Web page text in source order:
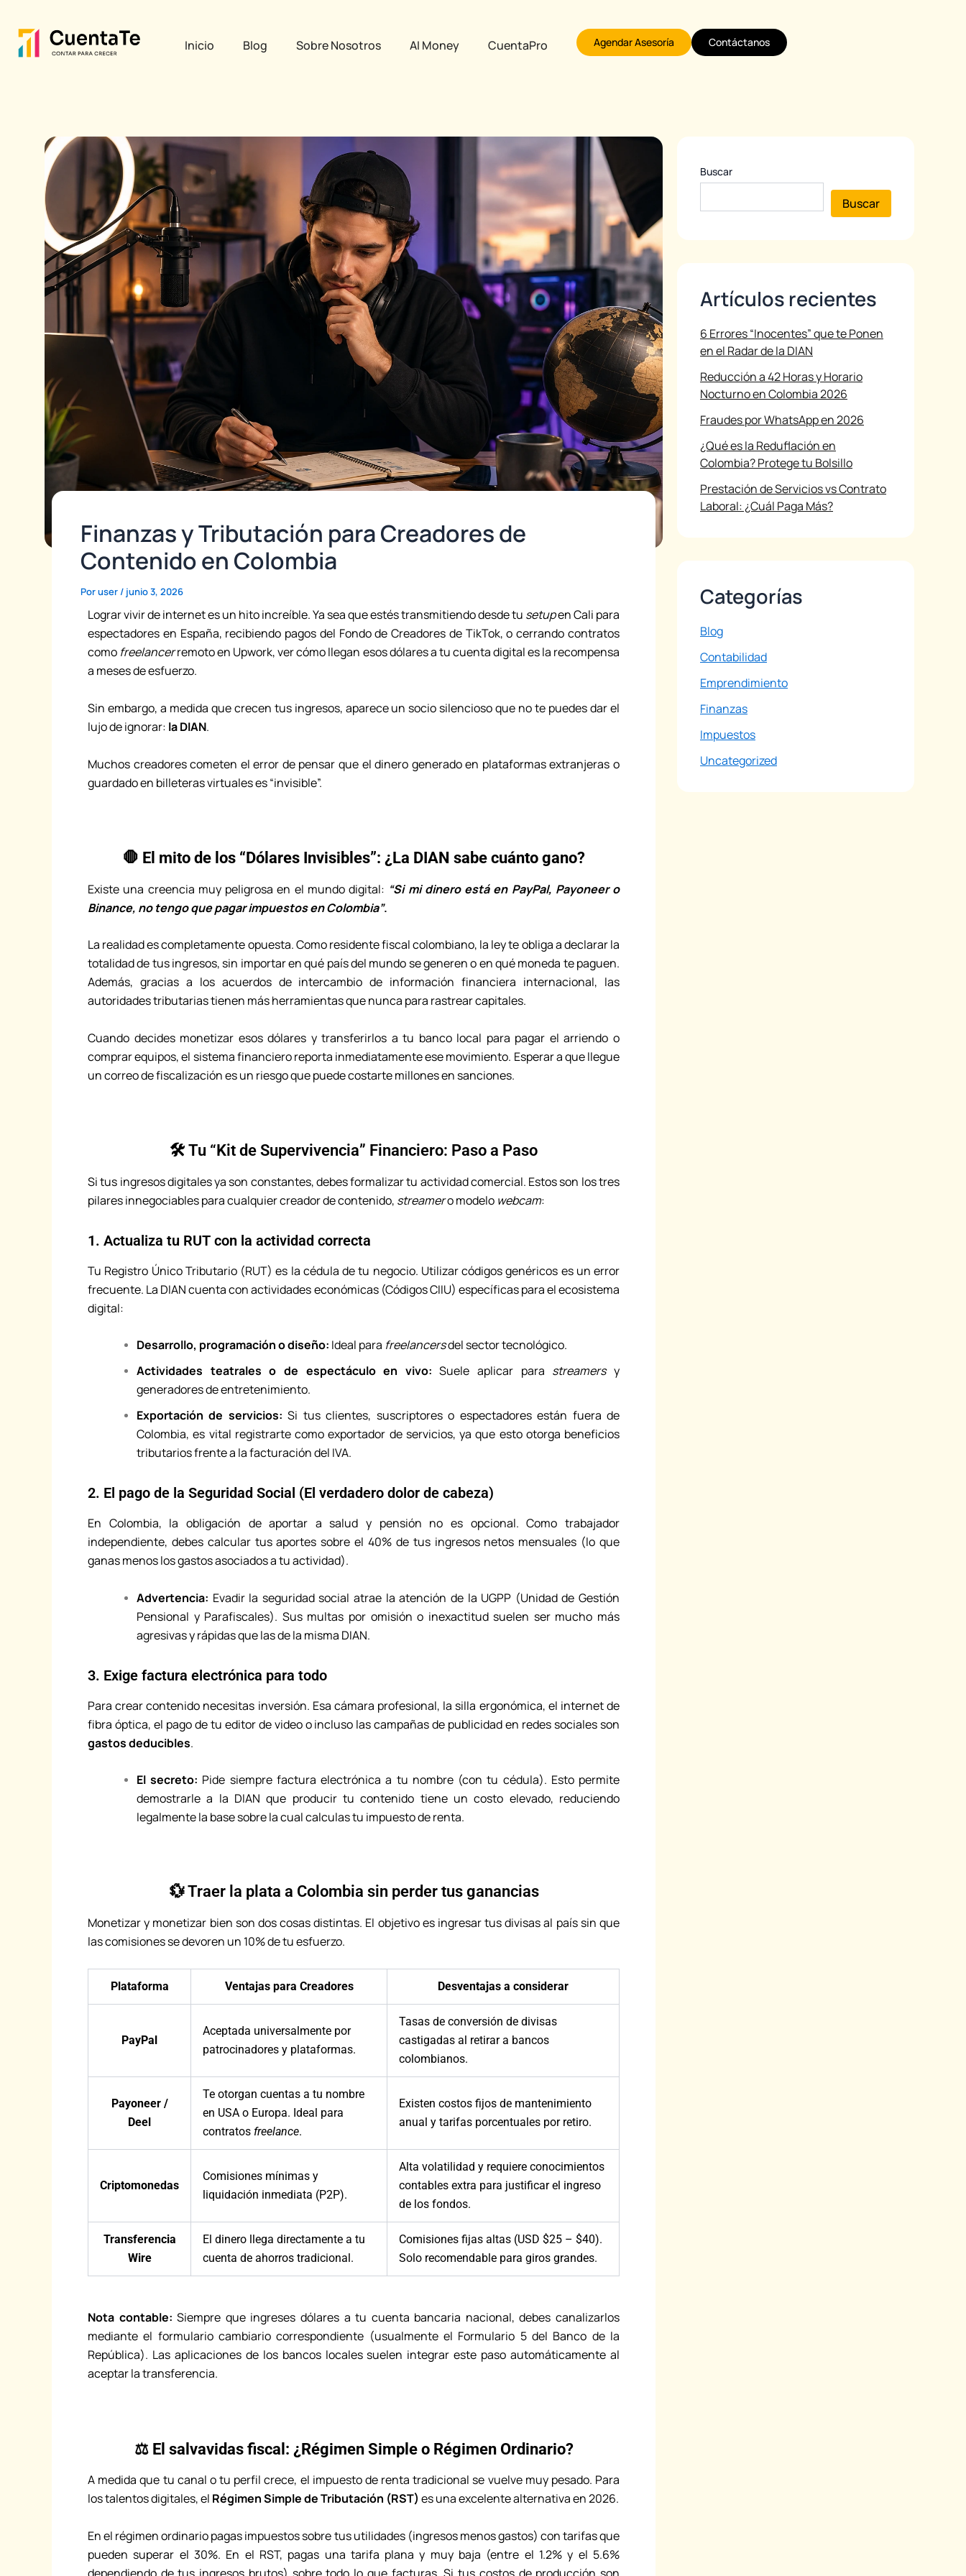
contenido
Inicio Blog Sobre Nosotros AI Money CuentaPro Agendar Asesoría Contáctanos
Finanzas y Tributación para Creadores de
Contenido en Colombia
Poruser / junio 3, 2026
Lograr vivir de internet es un hito increíble. Ya sea que estés transmitiendo desde tu setupen Cali para
espectadores en España, recibiendo pagos del Fondo de Creadores de TikTok, o cerrando contratos
como freelancerremoto en Upwork, ver cómo llegan esos dólares a tu cuenta digital es la recompensa
a meses de esfuerzo.
Sin embargo, a medida que crecen tus ingresos, aparece un socio silencioso que no te puedes dar el
lujo de ignorar: la DIAN.
Muchos creadores cometen el error de pensar que el dinero generado en plataformas extranjeras o
guardado en billeteras virtuales es “invisible”.
🛑 El mito de los “Dólares Invisibles”: ¿La DIAN sabe cuánto gano?
Existe una creencia muy peligrosa en el mundo digital: “Si mi dinero está en PayPal, Payoneer o
Binance, no tengo que pagar impuestos en Colombia”.
La realidad es completamente opuesta. Como residente fiscal colombiano, la ley te obliga a declarar la
totalidad de tus ingresos, sin importar en qué país del mundo se generen o en qué moneda te paguen.
Además, gracias a los acuerdos de intercambio de información financiera internacional, las
autoridades tributarias tienen más herramientas que nunca para rastrear capitales.
Cuando decides monetizar esos dólares y transferirlos a tu banco local para pagar el arriendo o
comprar equipos, el sistema financiero reporta inmediatamente ese movimiento. Esperar a que llegue
un correo de fiscalización es un riesgo que puede costarte millones en sanciones.
🛠️ Tu “Kit de Supervivencia” Financiero: Paso a Paso
Si tus ingresos digitales ya son constantes, debes formalizar tu actividad comercial. Estos son los tres
pilares innegociables para cualquier creador de contenido, streamero modelo webcam:
1. Actualiza tu RUT con la actividad correcta
Tu Registro Único Tributario (RUT) es la cédula de tu negocio. Utilizar códigos genéricos es un error
frecuente. La DIAN cuenta con actividades económicas (Códigos CIIU) específicas para el ecosistema
digital:
Desarrollo, programación o diseño: Ideal para freelancersdel sector tecnológico.
Actividades teatrales o de espectáculo en vivo: Suele aplicar para streamersy
generadores de entretenimiento.
Exportación de servicios: Si tus clientes, suscriptores o espectadores están fuera de
Colombia, es vital registrarte como exportador de servicios, ya que esto otorga beneficios
tributarios frente a la facturación del IVA.
2. El pago de la Seguridad Social (El verdadero dolor de cabeza)
En Colombia, la obligación de aportar a salud y pensión no es opcional. Como trabajador
independiente, debes calcular tus aportes sobre el 40% de tus ingresos netos mensuales (lo que
ganas menos los gastos asociados a tu actividad).
Advertencia: Evadir la seguridad social atrae la atención de la UGPP (Unidad de Gestión
Pensional y Parafiscales). Sus multas por omisión o inexactitud suelen ser mucho más
agresivas y rápidas que las de la misma DIAN.
3. Exige factura electrónica para todo
Para crear contenido necesitas inversión. Esa cámara profesional, la silla ergonómica, el internet de
fibra óptica, el pago de tu editor de video o incluso las campañas de publicidad en redes sociales son
gastos deducibles.
El secreto: Pide siempre factura electrónica a tu nombre (con tu cédula). Esto permite
demostrarle a la DIAN que producir tu contenido tiene un costo elevado, reduciendo
legalmente la base sobre la cual calculas tu impuesto de renta.
💱 Traer la plata a Colombia sin perder tus ganancias
Monetizar y monetizar bien son dos cosas distintas. El objetivo es ingresar tus divisas al país sin que
las comisiones se devoren un 10% de tu esfuerzo.
Plataforma Ventajas para Creadores Desventajas a considerar
PayPal
Aceptada universalmente por
patrocinadores y plataformas.
Tasas de conversión de divisas
castigadas al retirar a bancos
colombianos.
Payoneer /
Deel
Te otorgan cuentas a tu nombre
en USA o Europa. Ideal para
contratos freelance.
Existen costos fijos de mantenimiento
anual y tarifas porcentuales por retiro.
Criptomonedas
Comisiones mínimas y
liquidación inmediata (P2P).
Alta volatilidad y requiere conocimientos
contables extra para justificar el ingreso
de los fondos.
Transferencia
Wire
El dinero llega directamente a tu
cuenta de ahorros tradicional.
Comisiones fijas altas (USD $25 – $40).
Solo recomendable para giros grandes.
Nota contable: Siempre que ingreses dólares a tu cuenta bancaria nacional, debes canalizarlos
mediante el formulario cambiario correspondiente (usualmente el Formulario 5 del Banco de la
República). Las aplicaciones de los bancos locales suelen integrar este paso automáticamente al
aceptar la transferencia.
⚖️ El salvavidas fiscal: ¿Régimen Simple o Régimen Ordinario?
A medida que tu canal o tu perfil crece, el impuesto de renta tradicional se vuelve muy pesado. Para
los talentos digitales, el Régimen Simple de Tributación (RST) es una excelente alternativa en 2026.
En el régimen ordinario pagas impuestos sobre tus utilidades (ingresos menos gastos) con tarifas que
pueden superar el 30%. En el RST, pagas una tarifa plana y muy baja (entre el 1.2% y el 5.6%
navigation
Buscar
Buscar
Artículos recientes
6 Errores “Inocentes” que te Ponen
en el Radar de la DIAN
Reducción a 42 Horas y Horario
Nocturno en Colombia 2026
Fraudes por WhatsApp en 2026
¿Qué es la Reduflación en
Colombia? Protege tu Bolsillo
Prestación de Servicios vs Contrato
Laboral: ¿Cuál Paga Más?
Categorías
Blog
Contabilidad
Emprendimiento
Finanzas
Impuestos
Uncategorized